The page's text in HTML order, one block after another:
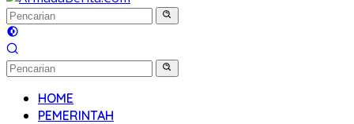
HOME
PEMERINTAH